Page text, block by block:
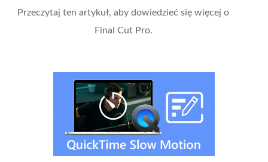
Przeczytaj ten artykuł, aby dowiedzieć się więcej o
Final Cut Pro.